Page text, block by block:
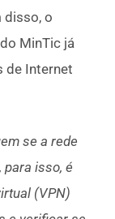
disso, o
MinTic já
de Internet
se a rede
isso, é
(VPN)